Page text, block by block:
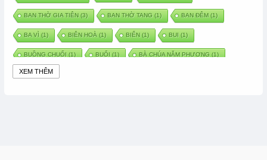
BAN THỜ GIA TIÊN (3) BAN THỜ TANG (1) BAN ĐÊM(1)
BA VÌ (1) BIÊN HOÀ (1) BIỂN (1) BUI (1)
BUỒNG CHUỐI (1) BUỔI (1) BÀ CHÚA NĂM PHƯƠNG (1)
BÀ CHÚA THÀNH ĐÔNG
XEM THÊM